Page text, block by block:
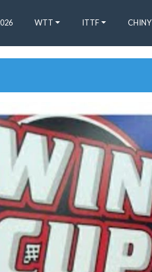
WTT ITTF CHINY